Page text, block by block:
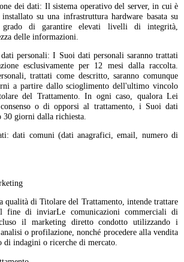
dei dati: Il sistema operativo del server, in cui è
su una infrastruttura hardware basata su
di garantire elevati livelli di integrità,
delle informazioni.
personali: I Suoi dati personali saranno trattati
esclusivamente per 12 mesi dalla raccolta.
trattati come descritto, saranno comunque
a partire dallo scioglimento dell'ultimo vincolo
del Trattamento. In ogni caso, qualora Lei
o di opporsi al trattamento, i Suoi dati
30 giorni dalla richiesta.
dati comuni (dati anagrafici, email, numero di
qualità di Titolare del Trattamento, intende trattare
fine di inviarLe comunicazioni commerciali di
il marketing diretto condotto utilizzando i
o profilazione, nonché procedere alla vendita
di indagini o ricerche di mercato.